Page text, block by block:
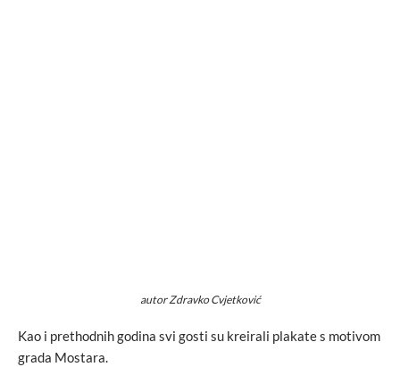
autor Zdravko Cvjetković
Kao i prethodnih godina svi gosti su kreirali plakate s motivom
grada Mostara.